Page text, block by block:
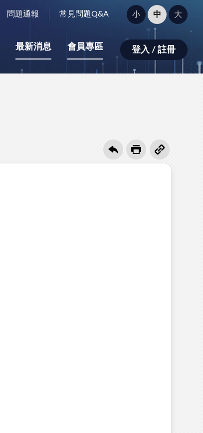
問題通報 常見問題Q&A
字
型
小：
小 中 大
最新消息 會員專區 登入 / 註冊